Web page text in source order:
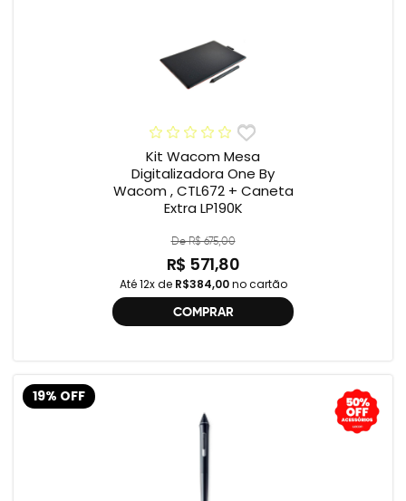
Kit Wacom Mesa
Digitalizadora One By
Wacom , CTL672 + Caneta
Extra LP190K
De R$ 675,00
R$ 571,80
Até 12x de R$384,00no cartão
COMPRAR
19% OFF